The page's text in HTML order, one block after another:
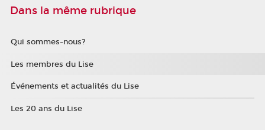
Dans la même rubrique
Qui sommes-nous?
Les membres du Lise
Événements et actualités du Lise
Les 20 ans du Lise